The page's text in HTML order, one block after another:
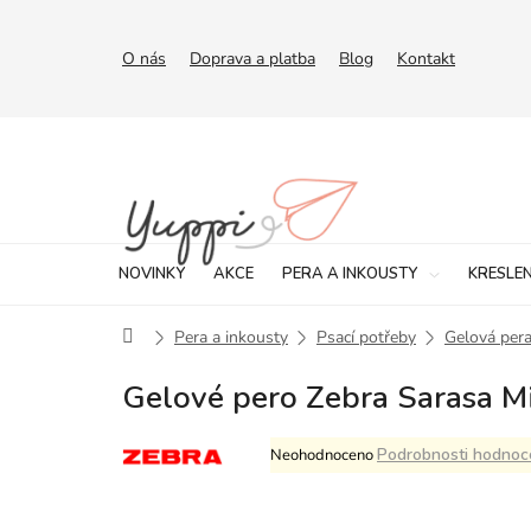
O nás Doprava a platba Blog Kontakt
NOVINKY AKCE PERA A INKOUSTY
DomůPera a inkousty Psací potřeby Gelová pera
Gelové pero Zebra Sarasa
Průměrné
hodnocení
NeohodnocenoPodrobnosti